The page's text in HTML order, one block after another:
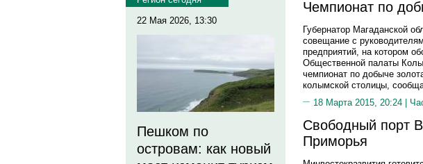
22 Мая 2026, 13:30
Пешком по
островам: как новый
Чемпионат по
Губернатор Магаданской
совещание с
предприятий, на котором
Общественной палаты
чемпионат по добыче
колымской столицы,
18 Марта 2015, 20:24 |
Свободный порт
Приморья